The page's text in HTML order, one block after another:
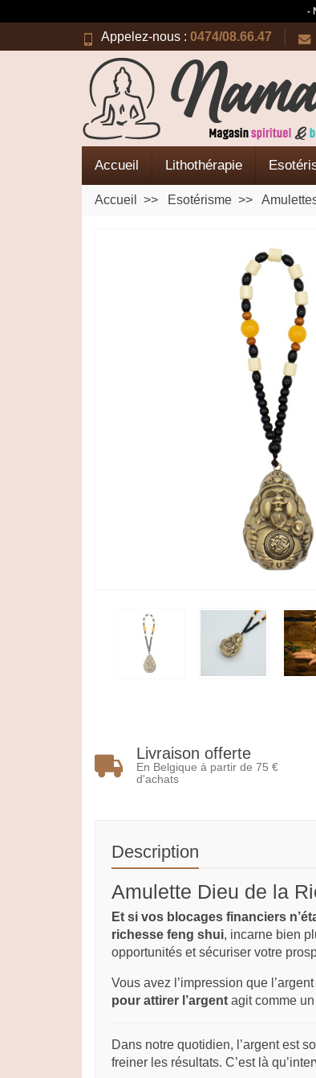
-
Appelez-nous : 0474/08.66.47
Accueil Lithothérapie
Accueil Esotérisme
Livraison offerte
En Belgique à partir de 75 €
d'achats
Description
Amulette Dieu de la
Et si vos blocages financiers
richesse feng shui, incarne bien
opportunités et sécuriser votre
Vous avez l’impression que
pour attirer l’argent agit comme
Dans notre quotidien, l’argent est
freiner les résultats. C’est là